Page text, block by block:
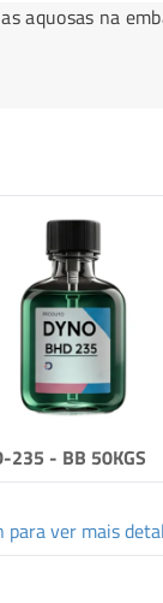
aquosas na
235 - BB 50KGS
para ver mais